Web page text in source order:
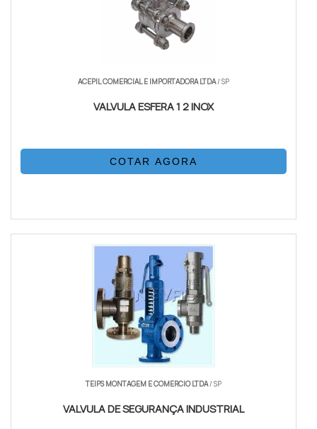
ACEPIL COMERCIAL E IMPORTADORA LTDA/ SP
VALVULA ESFERA 1 2 INOX
COTAR AGORA
TEIPS MONTAGEM E COMERCIO LTDA/ SP
VALVULA DE SEGURANÇA INDUSTRIAL